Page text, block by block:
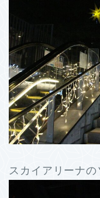
スカイアリーナ